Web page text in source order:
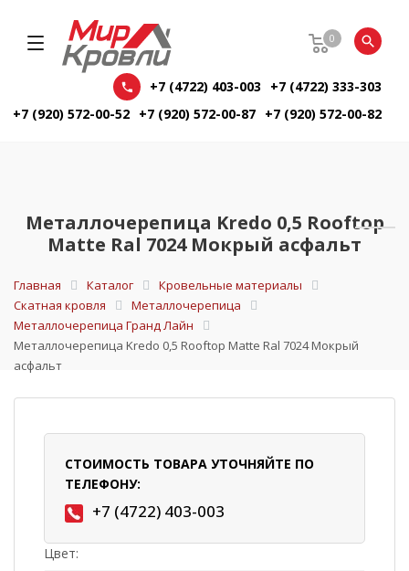
0
+7 (4722) 403-003
+7 (4722) 333-303
+7 (920) 572-00-52 +7 (920) 572-00-87 +7 (920) 572-00-82
Металлочерепица Kredo 0,5 Rooftop
Matte Ral 7024 Мокрый асфальт
Главная Каталог
Кровельные материалы
Скатная кровля
Металлочерепица
Металлочерепица Гранд Лайн
Металлочерепица Kredo 0,5 Rooftop Matte Ral 7024 Мокрый
асфальт
СТОИМОСТЬ ТОВАРА УТОЧНЯЙТЕ ПО
ТЕЛЕФОНУ:
+7 (4722) 403-003
Цвет: